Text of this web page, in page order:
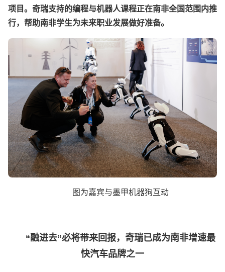
项目。奇瑞支持的编程与机器人课程正在南非全国范围内推
行，帮助南非学生为未来职业发展做好准备。
图为嘉宾与墨甲机器狗互动
“融进去”必将带来回报，奇瑞已成为南非增速最
快汽车品牌之一